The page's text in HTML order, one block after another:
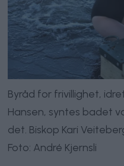
Byråd for frivillighet,
Hansen, syntes badet
det. Biskop Kari
Foto: André Kjernsli